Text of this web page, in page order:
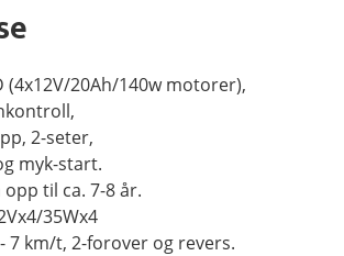
(4x12V/20Ah/140w motorer),
2-seter,
myk-start.
til ca. 7-8 år.
35Wx4
7 km/t, 2-forover og revers.